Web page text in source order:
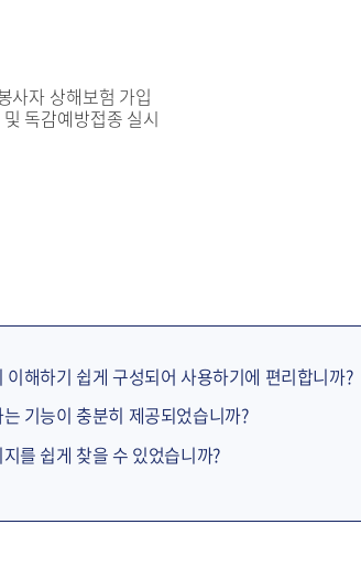
사자 상해보험 가입
독감예방접종 실시
이해하기 쉽게 구성되어 사용하기에 편리합니까?
기능이 충분히 제공되었습니까?
를 쉽게 찾을 수 있었습니까?